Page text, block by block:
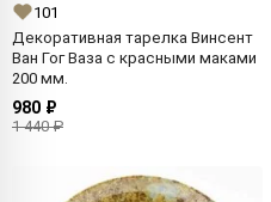
101
Декоративная тарелка Винсент
Ван Гог Ваза с красными маками
200 мм.
980 ₽
1 440 ₽